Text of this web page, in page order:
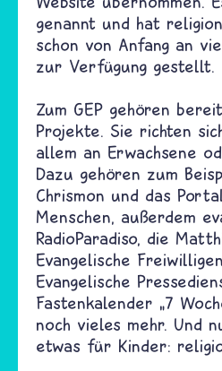
genannt und hat
schon von Anfang an
zur Verfügung gestellt.
Zum GEP gehören
Projekte. Sie richten
allem an Erwachsene
Dazu gehören zum
Chrismon und das
Menschen, außerdem
RadioParadiso, die
Evangelische
Evangelische
Fastenkalender „7
noch vieles mehr. Und
etwas für Kinder: